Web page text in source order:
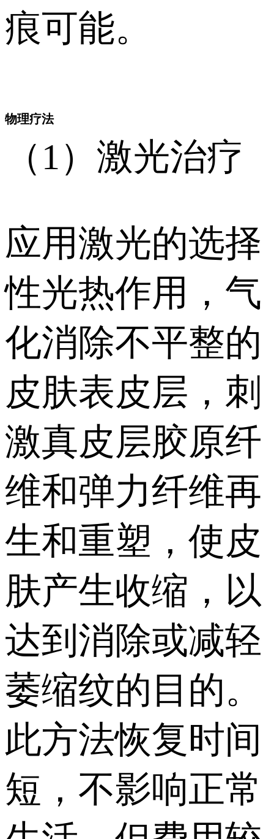
痕可能。
物理疗法
（1）激光治疗
应用激光的选择
性光热作用，气
化消除不平整的
皮肤表皮层，刺
激真皮层胶原纤
维和弹力纤维再
生和重塑，使皮
肤产生收缩，以
达到消除或减轻
萎缩纹的目的。
此方法恢复时间
短，不影响正常